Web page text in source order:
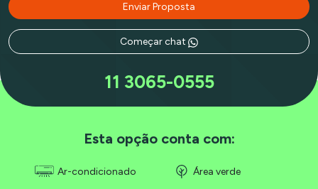
Enviar Proposta
Começar chat
11 3065-0555
Esta opção conta com:
Ar-condicionado Área verde